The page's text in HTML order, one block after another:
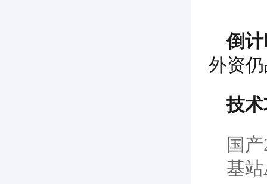
倒
外资
技
国
基